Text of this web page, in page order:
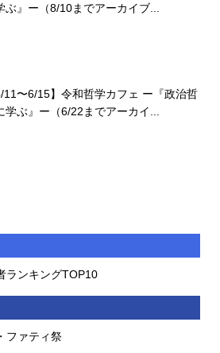
ぶ』ー（8/10までアーカイブ...
11〜6/15】令和哲学カフェ ー『政治哲
学ぶ』ー（6/22までアーカイ...
ランキングTOP10
ファティ祭